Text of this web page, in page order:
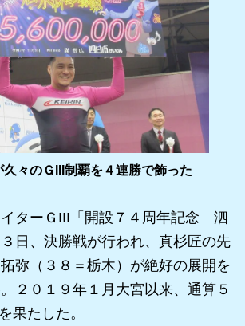
久々のＧIII制覇を４連勝で飾った
ターＧIII「開設７４周年記念 泗
日、決勝戦が行われ、真杉匠の先
弥（３８＝栃木）が絶好の展開を
２０１９年１月大宮以来、通算５
果たした。